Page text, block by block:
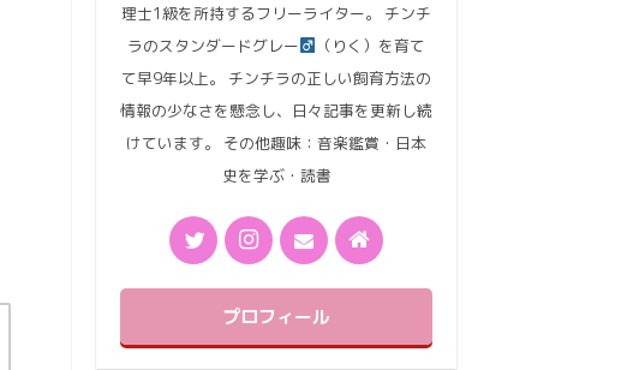
理士1級を所持するフリーライター。 チンチ
ラのスタンダードグレー
（りく）を育て
て早9年以上。 チンチラの正しい飼育方法の
情報の少なさを懸念し、日々記事を更新し続
けています。 その他趣味：音楽鑑賞・日本
史を学ぶ・読書
プロフィール